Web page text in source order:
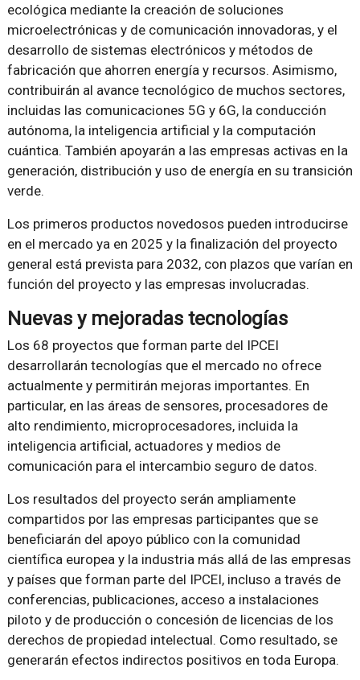
ecológica mediante la creación de soluciones
microelectrónicas y de comunicación innovadoras, y el
desarrollo de sistemas electrónicos y métodos de
fabricación que ahorren energía y recursos. Asimismo,
contribuirán al avance tecnológico de muchos sectores,
incluidas las comunicaciones 5G y 6G, la conducción
autónoma, la inteligencia artificial y la computación
cuántica. También apoyarán a las empresas activas en la
generación, distribución y uso de energía en su transición
verde.
Los primeros productos novedosos pueden introducirse
en el mercado ya en 2025 y la finalización del proyecto
general está prevista para 2032, con plazos que varían en
función del proyecto y las empresas involucradas.
Nuevas y mejoradas tecnologías
Los 68 proyectos que forman parte del IPCEI
desarrollarán tecnologías que el mercado no ofrece
actualmente y permitirán mejoras importantes. En
particular, en las áreas de sensores, procesadores de
alto rendimiento, microprocesadores, incluida la
inteligencia artificial, actuadores y medios de
comunicación para el intercambio seguro de datos.
Los resultados del proyecto serán ampliamente
compartidos por las empresas participantes que se
beneficiarán del apoyo público con la comunidad
científica europea y la industria más allá de las empresas
y países que forman parte del IPCEI, incluso a través de
conferencias, publicaciones, acceso a instalaciones
piloto y de producción o concesión de licencias de los
derechos de propiedad intelectual. Como resultado, se
generarán efectos indirectos positivos en toda Europa.